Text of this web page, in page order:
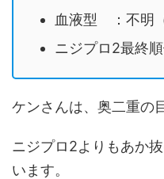
血液型 ：不明
ニジプロ2最終
ケンさんは、奥二重の
ニジプロ2よりもあか
います。